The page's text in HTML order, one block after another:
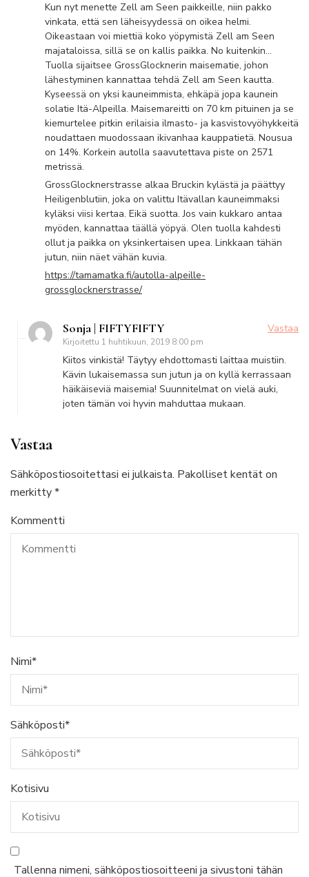
Kun nyt menette Zell am Seen paikkeille, niin pakko
vinkata, että sen läheisyydessä on oikea helmi.
Oikeastaan voi miettiä koko yöpymistä Zell am Seen
majataloissa, sillä se on kallis paikka. No kuitenkin…
Tuolla sijaitsee GrossGlocknerin maisematie, johon
lähestyminen kannattaa tehdä Zell am Seen kautta.
Kyseessä on yksi kauneimmista, ehkäpä jopa kaunein
solatie Itä-Alpeilla. Maisemareitti on 70 km pituinen ja se
kiemurtelee pitkin erilaisia ilmasto- ja kasvistovyöhykkeitä
noudattaen muodossaan ikivanhaa kauppatietä. Nousua
on 14%. Korkein autolla saavutettava piste on 2571
metrissä.
GrossGlocknerstrasse alkaa Bruckin kylästä ja päättyy
Heiligenblutiin, joka on valittu Itävallan kauneimmaksi
kyläksi viisi kertaa. Eikä suotta. Jos vain kukkaro antaa
myöden, kannattaa täällä yöpyä. Olen tuolla kahdesti
ollut ja paikka on yksinkertaisen upea. Linkkaan tähän
jutun, niin näet vähän kuvia.
https://tamamatka.fi/autolla-alpeille-
grossglocknerstrasse/
Sonja | FIFTYFIFTY
Kirjoitettu 1 huhtikuun, 2019 8:00 pm
Vastaa
Kiitos vinkistä! Täytyy ehdottomasti laittaa muistiin.
Kävin lukaisemassa sun jutun ja on kyllä kerrassaan
häikäiseviä maisemia! Suunnitelmat on vielä auki,
joten tämän voi hyvin mahduttaa mukaan.
Vastaa
Sähköpostiosoitettasi ei julkaista. Pakolliset kentät on
merkitty*
Kommentti
Nimi*
Sähköposti*
Kotisivu
Tallenna nimeni, sähköpostiosoitteeni ja sivustoni tähän